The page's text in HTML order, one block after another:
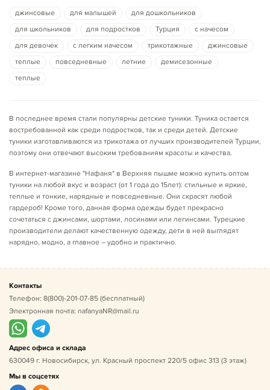
джинсовые для малышей
для дошкольников
для школьников
для подростков Турция
с начесом
для девочек
с легким начесом трикотажные
джинсовые
теплые
повседневные летние
демисезонные
теплые
В последнее время стали популярны детские туники. Туника остается
востребованной как среди подростков, так и среди детей. Детские
туники изготавливаются из трикотажа от лучших производителей Турции,
поэтому они отвечают высоким требованиям красоты и качества.
В интернет-магазине "Нафаня" в Верхняя пышме можно купить оптом
туники на любой вкус и возраст (от 1 года до 15лет): стильные и яркие,
теплые и тонкие, нарядные и повседневные. Они скрасят любой
гардероб! Кроме того, данная форма одежды будет прекрасно
сочетаться с джинсами, шортами, лосинами или легинсами. Турецкие
производители делают качественную одежду, дети в ней выглядят
нарядно, модно, а главное – удобно и практично.
Контакты
Телефон: 8(800)-201-07-85 (бесплатный)
Электронная почта: nafanyaNR@mail.ru
Адрес офиса и склада
630049 г. Новосибирск, ул. Красный проспект 220/5 офис 313 (3 этаж)
Мы в соцсетях